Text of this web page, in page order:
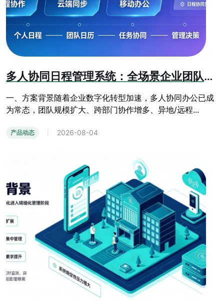
多人协同日程管理系统：全场景企业团队办公日程管控方案
一、方案背景随着企业数字化转型加速，多人协同办公已成
为常态，团队规模扩大、跨部门协作增多、异地/远程...
产品动态 2026-08-04